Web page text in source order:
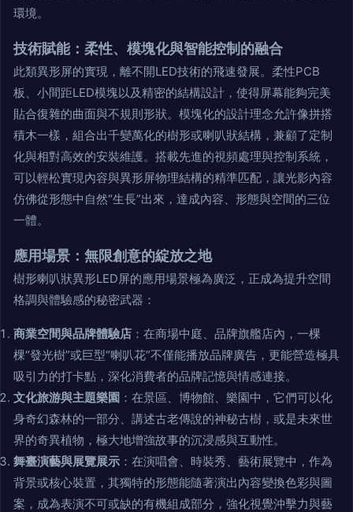
環境。
技術賦能：柔性、模塊化與智能控制的融合
此類異形屏的實現，離不開LED技術的飛速發展。柔性PCB
板、小間距LED模塊以及精密的結構設計，使得屏幕能夠完美
貼合復雜的曲面與不規則形狀。模塊化的設計理念允許像拼搭
積木一樣，組合出千變萬化的樹形或喇叭狀結構，兼顧了定制
化與相對高效的安裝維護。搭載先進的視頻處理與控制系統，
可以輕松實現內容與異形屏物理結構的精準匹配，讓光影內容
仿佛從形態中自然“生長”出來，達成內容、形態與空間的三位
一體。
應用場景：無限創意的綻放之地
樹形喇叭狀異形LED屏的應用場景極為廣泛，正成為提升空間
格調與體驗感的秘密武器：
商業空間與品牌體驗店 ：在商場中庭、品牌旗艦店內，一棵
棵“發光樹”或巨型“喇叭花”不僅能播放品牌廣告，更能營造極具
吸引力的打卡點，深化消費者的品牌記憶與情感連接。
文化旅游與主題樂園 ：在景區、博物館、樂園中，它們可以化
身奇幻森林的一部分、講述古老傳說的神秘古樹，或是未來世
界的奇異植物，極大地增強故事的沉浸感與互動性。
舞臺演藝與展覽展示 ：在演唱會、時裝秀、藝術展覽中，作為
背景或核心裝置，其獨特的形態能隨著演出內容變換色彩與圖
案，成為表演不可或缺的有機組成部分，強化視覺沖擊力與藝